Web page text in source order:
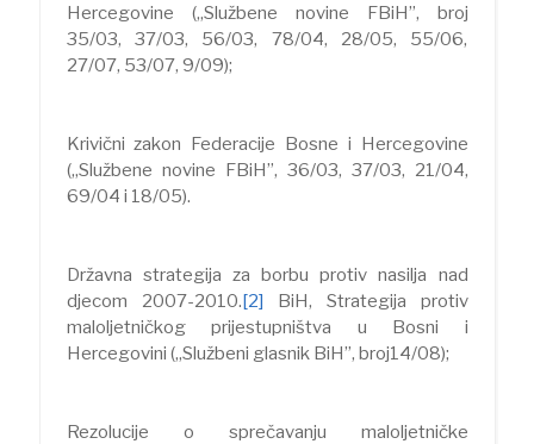
Hercegovine („Službene novine FBiH”, broj
35/03, 37/03, 56/03, 78/04, 28/05, 55/06,
27/07, 53/07, 9/09);
Krivični zakon Federacije Bosne i Hercegovine
(„Službene novine FBiH”, 36/03, 37/03, 21/04,
69/04 i 18/05).
Državna strategija za borbu protiv nasilja nad
djecom 2007-2010.[2] BiH, Strategija protiv
maloljetničkog prijestupništva u Bosni i
Hercegovini („Službeni glasnik BiH”, broj14/08);
Rezolucije o sprečavanju maloljetničke